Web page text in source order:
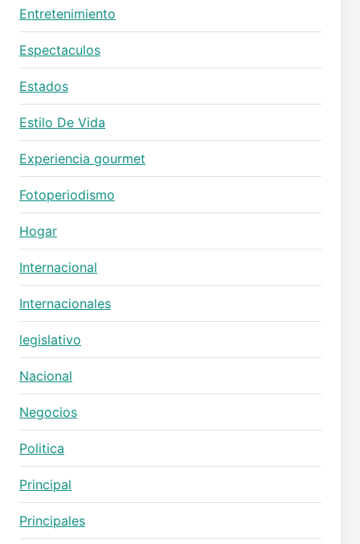
Entretenimiento
Espectaculos
Estados
Estilo De Vida
Experiencia gourmet
Fotoperiodismo
Hogar
Internacional
Internacionales
legislativo
Nacional
Negocios
Politica
Principal
Principales